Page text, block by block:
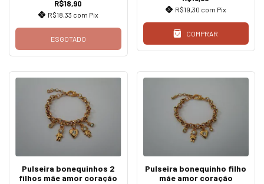
R$18,90
R$18,33 com Pix
ESGOTADO
R$19,30 com Pix
COMPRAR
Pulseira bonequinhos 2
filhos mãe amor coração
Pulseira bonequinho filho
mãe amor coração